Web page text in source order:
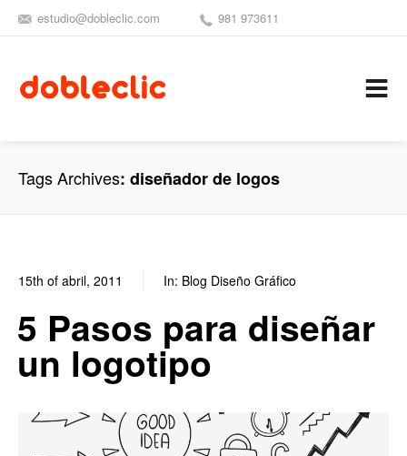
estudio@dobleclic.com 981 973611
Tags Archives diseñador de logos
15th of abril, 2011 In: Blog Diseño Gráfico
5 Pasos para diseñar
un logotipo